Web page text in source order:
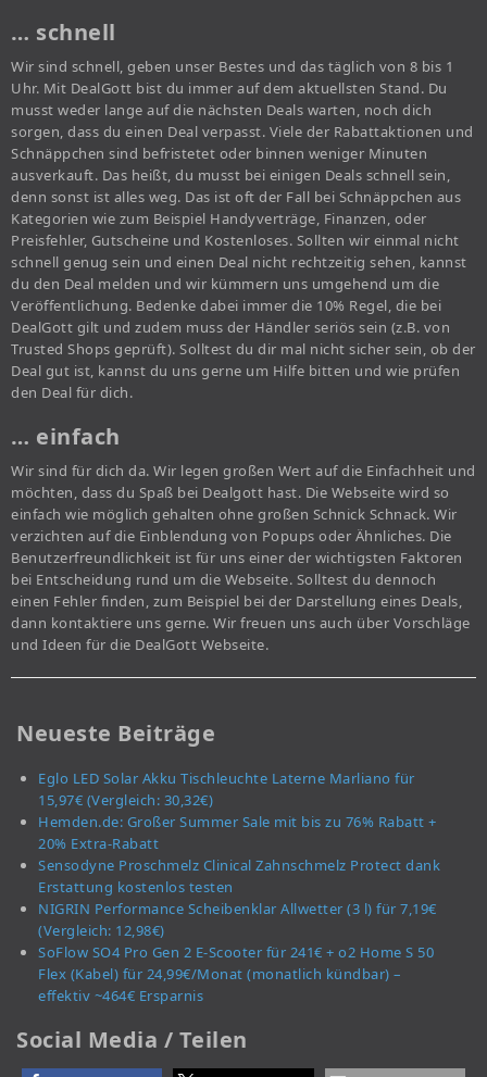
… schnell
Wir sind schnell, geben unser Bestes und das täglich von 8 bis 1
Uhr. Mit DealGott bist du immer auf dem aktuellsten Stand. Du
musst weder lange auf die nächsten Deals warten, noch dich
sorgen, dass du einen Deal verpasst. Viele der Rabattaktionen und
Schnäppchen sind befristetet oder binnen weniger Minuten
ausverkauft. Das heißt, du musst bei einigen Deals schnell sein,
denn sonst ist alles weg. Das ist oft der Fall bei Schnäppchen aus
Kategorien wie zum Beispiel Handyverträge, Finanzen, oder
Preisfehler, Gutscheine und Kostenloses. Sollten wir einmal nicht
schnell genug sein und einen Deal nicht rechtzeitig sehen, kannst
du den Deal melden und wir kümmern uns umgehend um die
Veröffentlichung. Bedenke dabei immer die 10% Regel, die bei
DealGott gilt und zudem muss der Händler seriös sein (z.B. von
Trusted Shops geprüft). Solltest du dir mal nicht sicher sein, ob der
Deal gut ist, kannst du uns gerne um Hilfe bitten und wie prüfen
den Deal für dich.
… einfach
Wir sind für dich da. Wir legen großen Wert auf die Einfachheit und
möchten, dass du Spaß bei Dealgott hast. Die Webseite wird so
einfach wie möglich gehalten ohne großen Schnick Schnack. Wir
verzichten auf die Einblendung von Popups oder Ähnliches. Die
Benutzerfreundlichkeit ist für uns einer der wichtigsten Faktoren
bei Entscheidung rund um die Webseite. Solltest du dennoch
einen Fehler finden, zum Beispiel bei der Darstellung eines Deals,
dann kontaktiere uns gerne. Wir freuen uns auch über Vorschläge
und Ideen für die DealGott Webseite.
Neueste Beiträge
Eglo LED Solar Akku Tischleuchte Laterne Marliano für
15,97€ (Vergleich: 30,32€)
Hemden.de: Großer Summer Sale mit bis zu 76% Rabatt +
20% Extra-Rabatt
Sensodyne Proschmelz Clinical Zahnschmelz Protect dank
Erstattung kostenlos testen
NIGRIN Performance Scheibenklar Allwetter (3 l) für 7,19€
(Vergleich: 12,98€)
SoFlow SO4 Pro Gen 2 E-Scooter für 241€ + o2 Home S 50
Flex (Kabel) für 24,99€/Monat (monatlich kündbar) –
effektiv ~464€ Ersparnis
Social Media / Teilen